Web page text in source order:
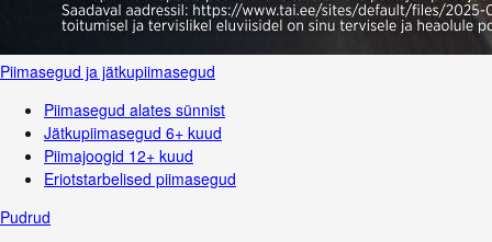
Piimasegud ja jätkupiimasegud
Piimasegud alates sünnist
Jätkupiimasegud 6+ kuud
Piimajoogid 12+ kuud
Eriotstarbelised piimasegud
Pudrud